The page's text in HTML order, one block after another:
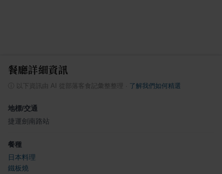
餐廳詳細資訊
以下資訊由 AI 從部落客食記彙整整理 了解我們如何精選
地標/交通
捷運劍南路站
餐種
日本料理
鐵板燒